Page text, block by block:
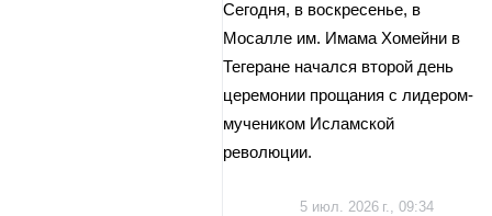
Сегодня, в воскресенье, в
Мосалле им. Имама Хомейни в
Тегеране начался второй день
церемонии прощания с лидером-
мучеником Исламской
революции.
5 июл. 2026 г., 09:34